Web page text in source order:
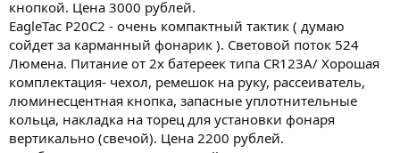
кнопкой. Цена 3000 рублей.
EagleTac P20C2 - очень компактный тактик ( думаю
сойдет за карманный фонарик ). Световой поток 524
Люмена. Питание от 2х батереек типа CR123A/ Хорошая
комплектация- чехол, ремешок на руку, рассеиватель,
люминесцентная кнопка, запасные уплотнительные
кольца, накладка на торец для установки фонаря
вертикально (свечой). Цена 2200 рублей.